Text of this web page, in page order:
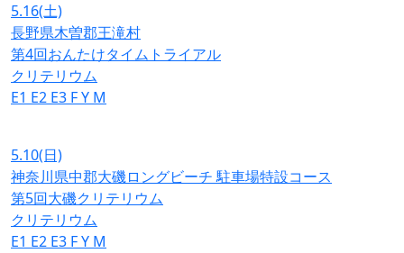
5.16(土)
長野県木曽郡王滝村
第4回おんたけタイムトライアル
クリテリウム
E1 E2 E3 FY M
5.10(日)
神奈川県中郡大磯ロングビーチ 駐車場特設コース
第5回大磯クリテリウム
クリテリウム
E1 E2 E3 FY M